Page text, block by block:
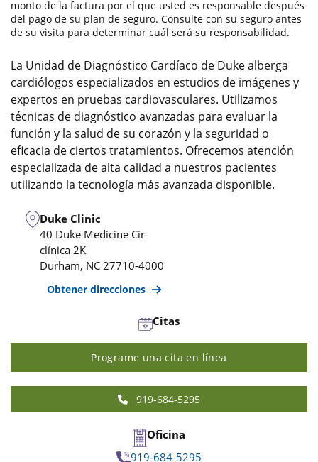
monto de la factura por el que usted es responsable después
del pago de su plan de seguro. Consulte con su seguro antes
de su visita para determinar cuál será su responsabilidad.
La Unidad de Diagnóstico Cardíaco de Duke alberga
cardiólogos especializados en estudios de imágenes y
expertos en pruebas cardiovasculares. Utilizamos
técnicas de diagnóstico avanzadas para evaluar la
función y la salud de su corazón y la seguridad o
eficacia de ciertos tratamientos. Ofrecemos atención
especializada de alta calidad a nuestros pacientes
utilizando la tecnología más avanzada disponible.
Duke Clinic
40 Duke Medicine Cir
clínica 2K
Durham, NC 27710-4000
Obtener direcciones
Citas
Programe una cita en línea
919-684-5295
Oficina
919-684-5295